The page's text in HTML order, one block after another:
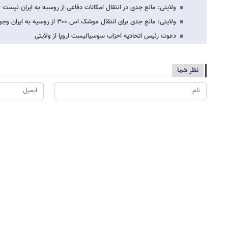
ولایتی: مانع جدی در انتقال امکانات دفاعی از روسیه به ایران نیست
ولایتی: مانع جدی برای انتقال موشک اس ۳۰۰ از روسیه به ایران وجود ندارد/سوریه متحد…
دعوت رئیس اتحادیه احزاب سوسیالیست اروپا از ولایتی
نظر شما